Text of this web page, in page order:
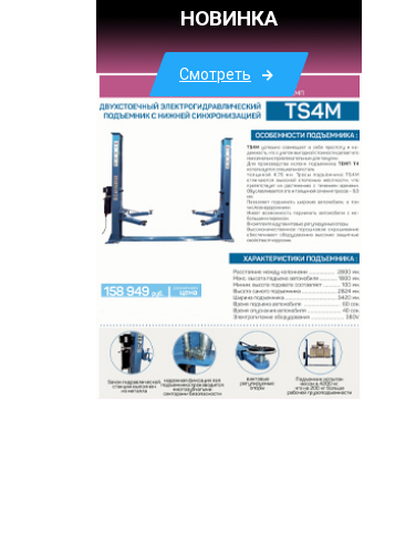
НОВИНКА
Смотреть